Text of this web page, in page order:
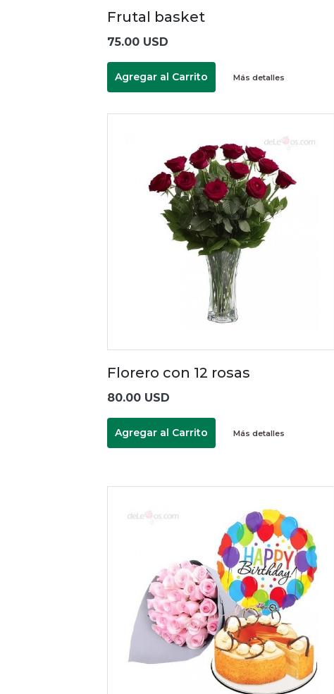
Frutal basket
75.00 USD
Agregar al Carrito Más detalles
Florero con 12 rosas
80.00 USD
Agregar al Carrito Más detalles